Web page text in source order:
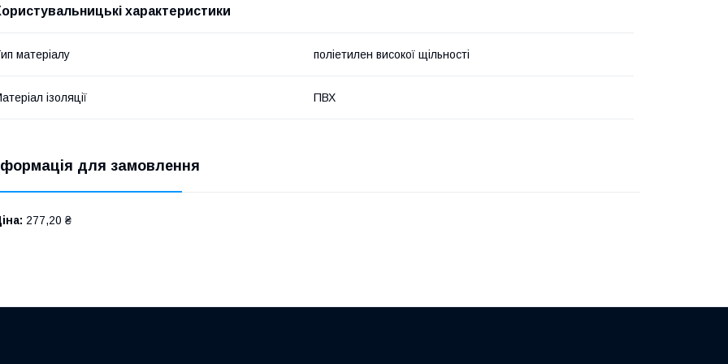
характеристики
матеріалу поліетилен високої щільності
ізоляції ПВХ
для замовлення
277,20 ₴